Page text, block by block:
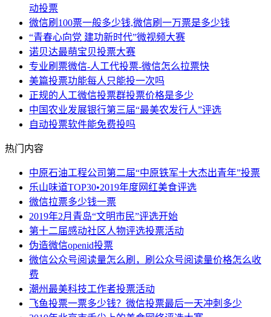
动投票
微信刷100票一般多少钱,微信刷一万票是多少钱
“青春心向党 建功新时代”微视频大赛
诺贝达最萌宝贝投票大赛
专业刷票微信-人工代投票-微信怎么拉票快
美篇投票功能每人只能投一次吗
正规的人工微信投票群投票价格是多少
中国农业发展银行第三届“最美农发行人”评选
自动投票软件能免费投吗
热门内容
中原石油工程公司第二届“中原铁军十大杰出青年”投票
乐山味道TOP30•2019年度网红美食评选
微信拉票多少钱一票
2019年2月青岛“文明市民”评选开始
第十二届感动社区人物评选投票活动
伪造微信openid投票
微信公众号阅读量怎么刷，刷公众号阅读量价格怎么收
费
潮州最美科技工作者投票活动
飞鱼投票一票多少钱？微信投票最后一天冲刺多少